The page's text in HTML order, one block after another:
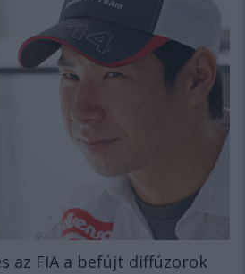
az FIA a befújt diffúzorok